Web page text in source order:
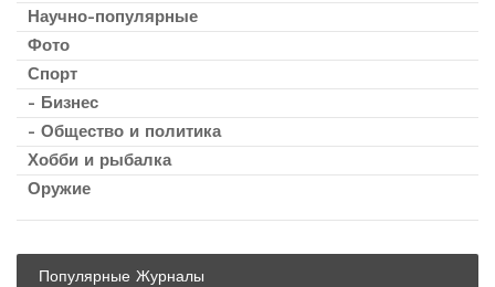
Научно-популярные
Фото
Спорт
- Бизнес
- Общество и политика
Хобби и рыбалка
Оружие
Популярные Журналы